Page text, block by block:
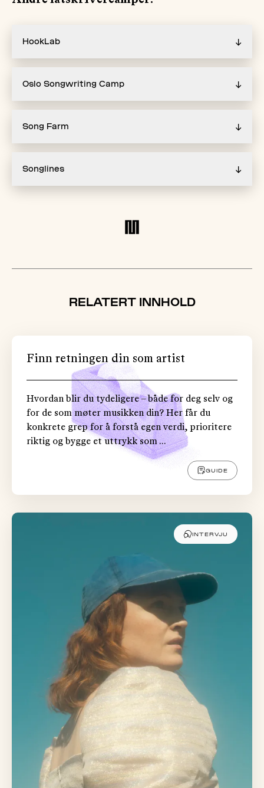
HookLab ↓
Oslo Songwriting Camp ↓
Song Farm ↓
Songlines ↓
RELATERT INNHOLD
Finn retningen din som artist
Hvordan blir du tydeligere – både for deg selv og
for de som møter musikken din? Her får du
konkrete grep for å forstå egen verdi, prioritere
riktig og bygge et uttrykk som ...
GUIDE
INTERVJU